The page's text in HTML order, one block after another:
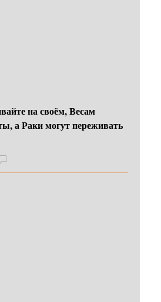
на своём, Весам
а Раки могут переживать